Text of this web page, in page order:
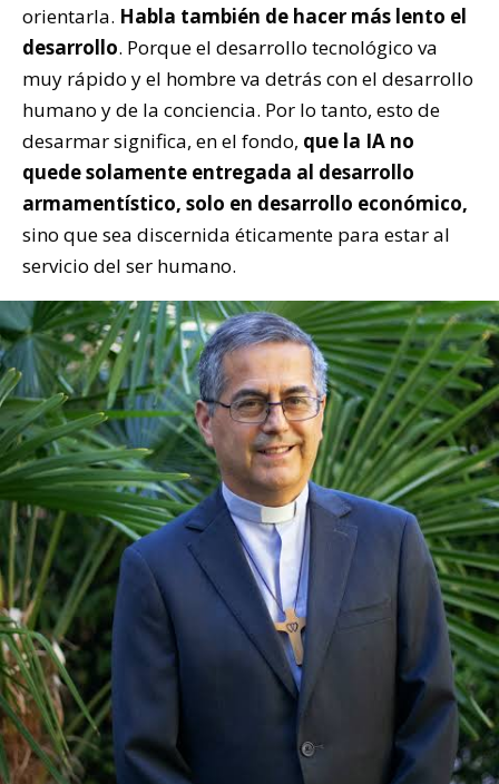
orientarla. Habla también de hacer más lento el
desarrollo. Porque el desarrollo tecnológico va
muy rápido y el hombre va detrás con el desarrollo
humano y de la conciencia. Por lo tanto, esto de
desarmar significa, en el fondo, que la IA no
quede solamente entregada al desarrollo
armamentístico, solo en desarrollo económico,
sino que sea discernida éticamente para estar al
servicio del ser humano.